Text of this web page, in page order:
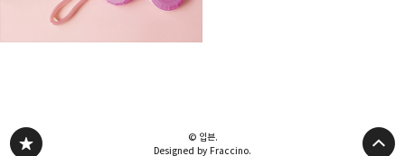
© 입븐.
Designed by Fraccino.